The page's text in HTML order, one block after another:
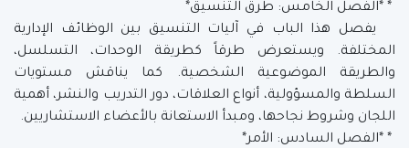
* *الفصل الخامس: طرق التنسيق*
يفصل هذا الباب في آليات التنسيق بين الوظائف الإدارية
المختلفة. ويستعرض طرقاً كطريقة الوحدات، التسلسل،
والطريقة الموضوعية الشخصية. كما يناقش مستويات
السلطة والمسؤولية، أنواع العلاقات، دور التدريب والنشر، أهمية
اللجان وشروط نجاحها، ومبدأ الاستعانة بالأعضاء الاستشاريين.
* *الفصل السادس: الأمر*